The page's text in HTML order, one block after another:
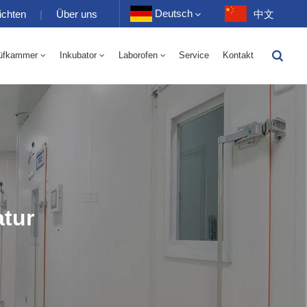
| Über uns Deutsch
Français
Português
中文
Inkubator Laborofen Service Kontakt